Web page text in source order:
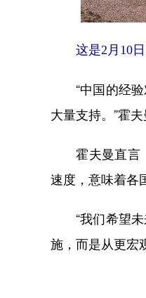
这是2月10
“中国的经验
大量支持。”霍夫
霍夫曼直言，
速度，意味着各
“我们希望未
施，而是从更宏